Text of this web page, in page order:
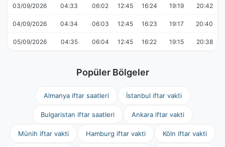
03/09/2026 04:33 06:02 12:45 16:24 19:19 20:42
04/09/2026 04:34 06:03 12:45 16:23 19:17 20:40
05/09/2026 04:35 06:04 12:45 16:22 19:15 20:38
Popüler Bölgeler
Almanya iftar saatleri İstanbul iftar vakti
Bulgaristan iftar saatleri Ankara iftar vakti
Münih iftar vakti Hamburg iftar vakti Köln iftar vakti